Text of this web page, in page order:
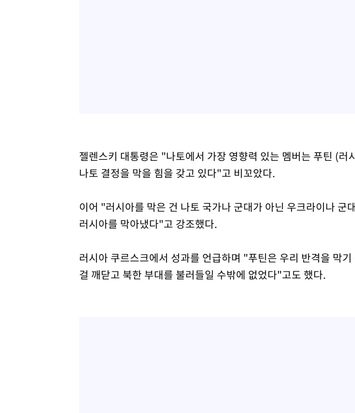
젤렌스키 대통령은 "나토에서 가장 영향력 있는 멤버는 푸틴 (
나토 결정을 막을 힘을 갖고 있다"고 비꼬았다.
이어 "러시아를 막은 건 나토 국가나 군대가 아닌 우크라이나 군
러시아를 막아냈다"고 강조했다.
러시아 쿠르스크에서 성과를 언급하며 "푸틴은 우리 반격을 막
걸 깨닫고 북한 부대를 불러들일 수밖에 없었다"고도 했다.